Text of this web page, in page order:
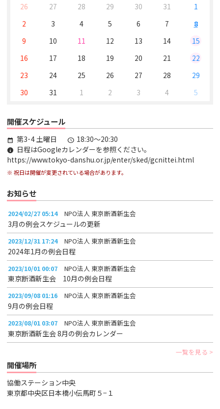
26 27 28 29 30 31
1
2
3 4 5 6 7
8
9
10 11 12 13 14
15
16
17 18 19 20 21
22
23
24 25 26 27 28
29
30
31 1 2 3 4 5
開催スケジュール
calendar_month 第3･4 土曜日 schedule 18:30～20:30
info 日程はGoogleカレンダーを参照ください。
https://www.tokyo-danshu.or.jp/enter/sked/gcnittei.html
※ 祝日は開催が変更されている場合があります。
お知らせ
2024/02/27 05:14 NPO法人 東京断酒新生会
3月の例会スケジュールの更新
2023/12/31 17:24 NPO法人 東京断酒新生会
2024年1月の例会日程
2023/10/01 00:07 NPO法人 東京断酒新生会
東京断酒新生会 10月の例会日程
2023/09/08 01:16 NPO法人 東京断酒新生会
9月の例会日程
2023/08/01 03:07 NPO法人 東京断酒新生会
東京断酒新生会 8月の例会カレンダー
一覧を見る
開催場所
協働ステーション中央
東京都中央区日本橋小伝馬町５−１